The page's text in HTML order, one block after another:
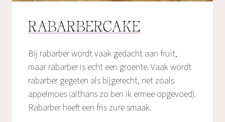
RABARBERCAKE
Bij rabarber wordt vaak gedacht aan fruit,
maar rabarber is echt een groente. Vaak wordt
rabarber gegeten als bijgerecht, net zoals
appelmoes (althans zo ben ik ermee opgevoed).
Rabarber heeft een fris zure smaak.